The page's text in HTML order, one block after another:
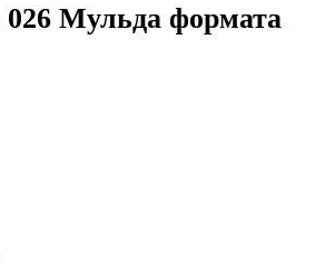
026 Мульда формата